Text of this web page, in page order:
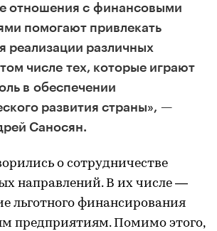
отношения с финансовыми
помогают привлекать
реализации различных
числе тех, которые играют
в обеспечении
развития страны», —
Саносян.
о сотрудничестве
направлений. В их числе —
льготного финансирования
предприятиям. Помимо этого,